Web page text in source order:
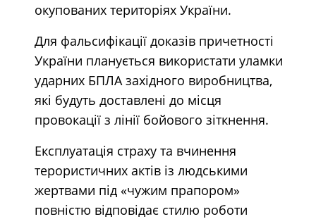
окупованих територіях України.
Для фальсифікації доказів причетності
України планується використати уламки
ударних БПЛА західного виробництва,
які будуть доставлені до місця
провокації з лінії бойового зіткнення.
Експлуатація страху та вчинення
терористичних актів із людськими
жертвами під «чужим прапором»
повністю відповідає стилю роботи